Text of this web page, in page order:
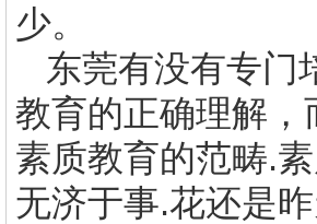
少。
东莞有没有专门
教育的正确理解
素质教育的范畴.
无济于事.花还是